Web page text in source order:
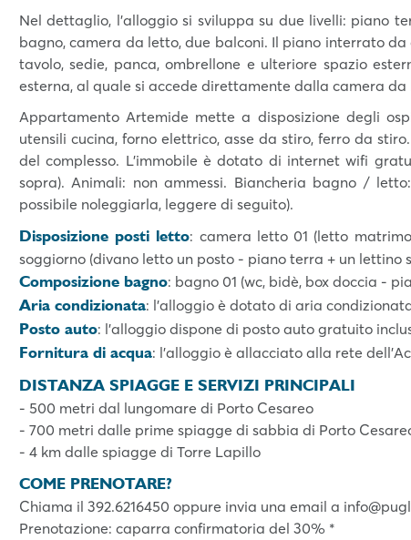
Nel dettaglio, l'alloggio si sviluppa su due livelli: piano
bagno, camera da letto, due balconi. Il piano interrato
tavolo, sedie, panca, ombrellone e ulteriore spazio
esterna, al quale si accede direttamente dalla camera da
Appartamento Artemide mette a disposizione degli
utensili cucina, forno elettrico, asse da stiro, ferro da
del complesso. L’immobile è dotato di internet wifi
sopra). Animali: non ammessi. Biancheria bagno /
possibile noleggiarla, leggere di seguito).
Disposizione posti letto: camera letto 01 (letto
soggiorno (divano letto un posto - piano terra + un lettino
Composizione bagno: bagno 01 (wc, bidè, box doccia -
Aria condizionata: l’alloggio è dotato di aria
Posto auto: l'alloggio dispone di posto auto gratuito
Fornitura di acqua: l’alloggio è allacciato alla rete
DISTANZA SPIAGGE E SERVIZI PRINCIPALI
- 500 metri dal lungomare di Porto Cesareo
- 700 metri dalle prime spiagge di sabbia di Porto
- 4 km dalle spiagge di Torre Lapillo
COME PRENOTARE?
Chiama il 392.6216450 oppure invia una email a
Prenotazione: caparra confirmatoria del 30% *